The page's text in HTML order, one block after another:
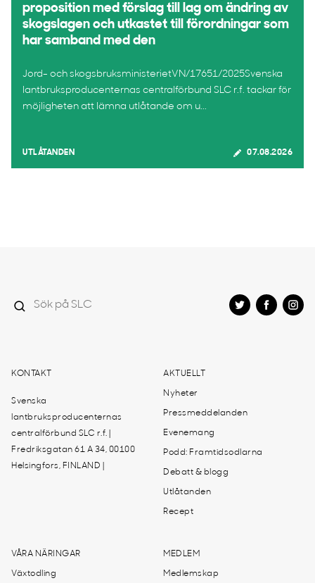
proposition med förslag till lag om ändring av
skogslagen och utkastet till förordningar som
har samband med den
Jord- och skogsbruksministerietVN/17651/2025Svenska
lantbruksproducenternas centralförbund SLC r.f. tackar för
möjligheten att lämna utlåtande om u...
UTLÅTANDEN 07.08.2026
KONTAKT
Svenska
lantbruksproducenternas
centralförbund SLC r.f. |
Fredriksgatan 61 A 34, 00100
Helsingfors, FINLAND |
AKTUELLT
Nyheter
Pressmeddelanden
Evenemang
Podd: Framtidsodlarna
Debatt & blogg
Utlåtanden
Recept
VÅRA NÄRINGAR
Växtodling
MEDLEM
Medlemskap